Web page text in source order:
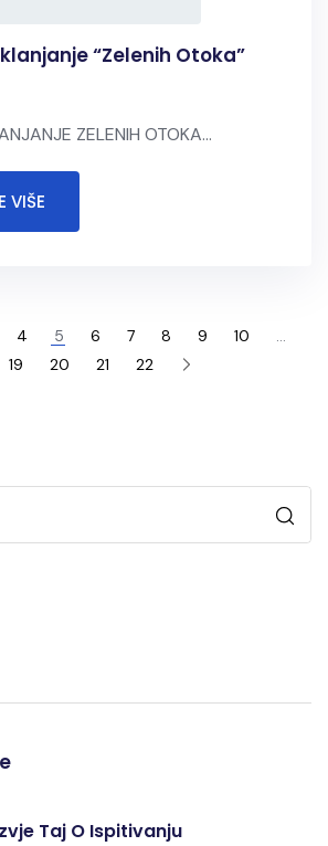
“zelenih Otoka”
ZELENIH OTOKA...
VIŠE
4 5 6 7 8 9 10
…
19 20 21 22
Taj O Ispitivanju